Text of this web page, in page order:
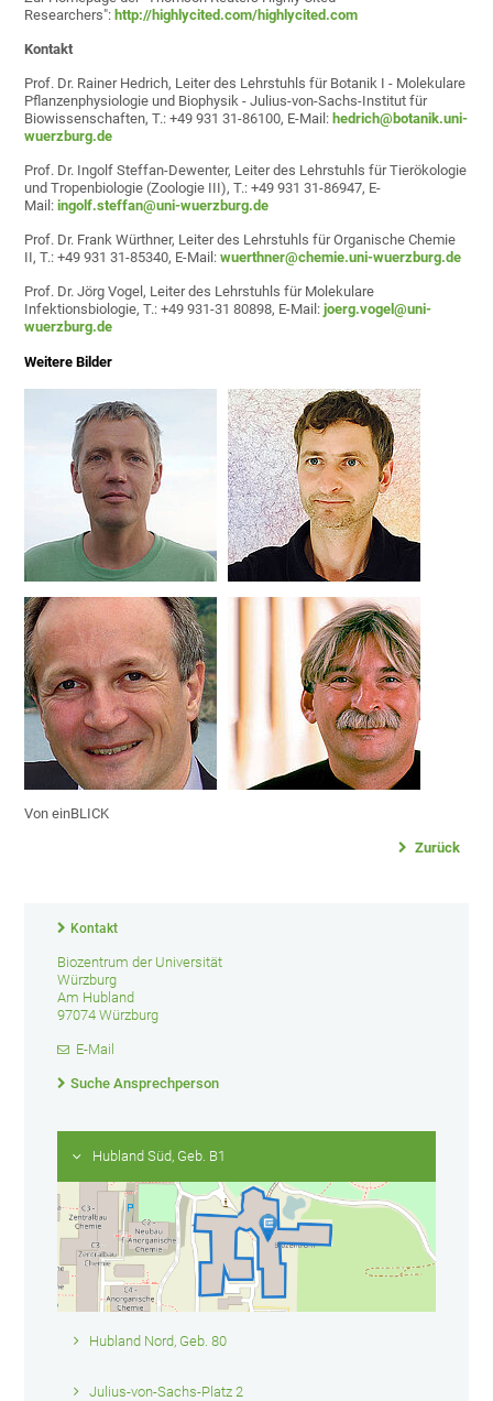
Researchers": http://highlycited.com/highlycited.com
Kontakt
Prof. Dr. Rainer Hedrich, Leiter des Lehrstuhls für Botanik I - Molekulare
Pflanzenphysiologie und Biophysik - Julius-von-Sachs-Institut für
Biowissenschaften, T.: +49 931 31-86100, E-Mail: hedrich@botanik.uni-
wuerzburg.de
Prof. Dr. Ingolf Steffan-Dewenter, Leiter des Lehrstuhls für Tierökologie
und Tropenbiologie (Zoologie III), T.: +49 931 31-86947, E-
Mail:ingolf.steffan@uni-wuerzburg.de
Prof. Dr. Frank Würthner, Leiter des Lehrstuhls für Organische Chemie
II, T.: +49 931 31-85340, E-Mail:wuerthner@chemie.uni-wuerzburg.de
Prof. Dr. Jörg Vogel, Leiter des Lehrstuhls für Molekulare
Infektionsbiologie, T.: +49 931-31 80898, E-Mail:joerg.vogel@uni-
wuerzburg.de
Weitere Bilder
Von einBLICK
Zurück
Kontakt
Biozentrum der Universität
Würzburg
Am Hubland
97074 Würzburg
E-Mail
Suche Ansprechperson
Hubland Süd, Geb. B1
Hubland Nord, Geb. 80
Julius-von-Sachs-Platz 2